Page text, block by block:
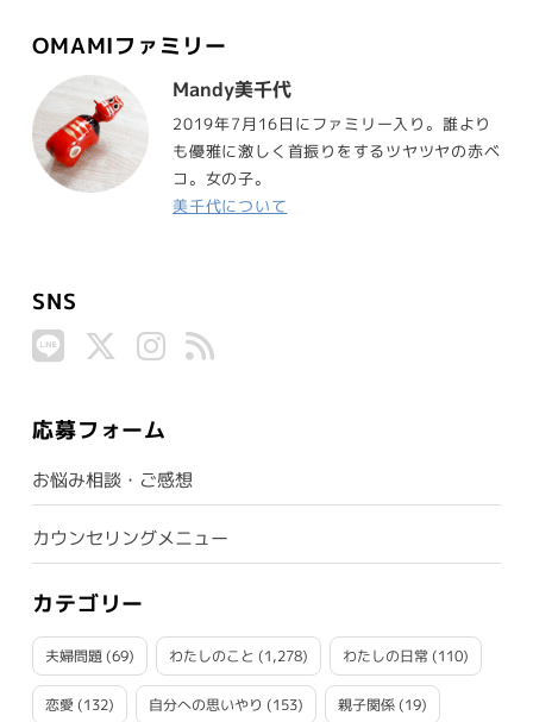
OMAMIファミリー
Mandy美千代
2019年7月16日にファミリー入り。誰より
も優雅に激しく首振りをするツヤツヤの赤ベ
コ。女の子。
美千代について
SNS
応募フォーム
お悩み相談・ご感想
カウンセリングメニュー
カテゴリー
夫婦問題(69) わたしのこと (1,278) わたしの日常(110)
恋愛 (132) 自分への思いやり (153) 親子関係(19)